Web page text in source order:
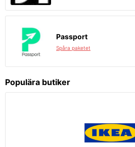
Passport
Spåra paketet
Populära butiker